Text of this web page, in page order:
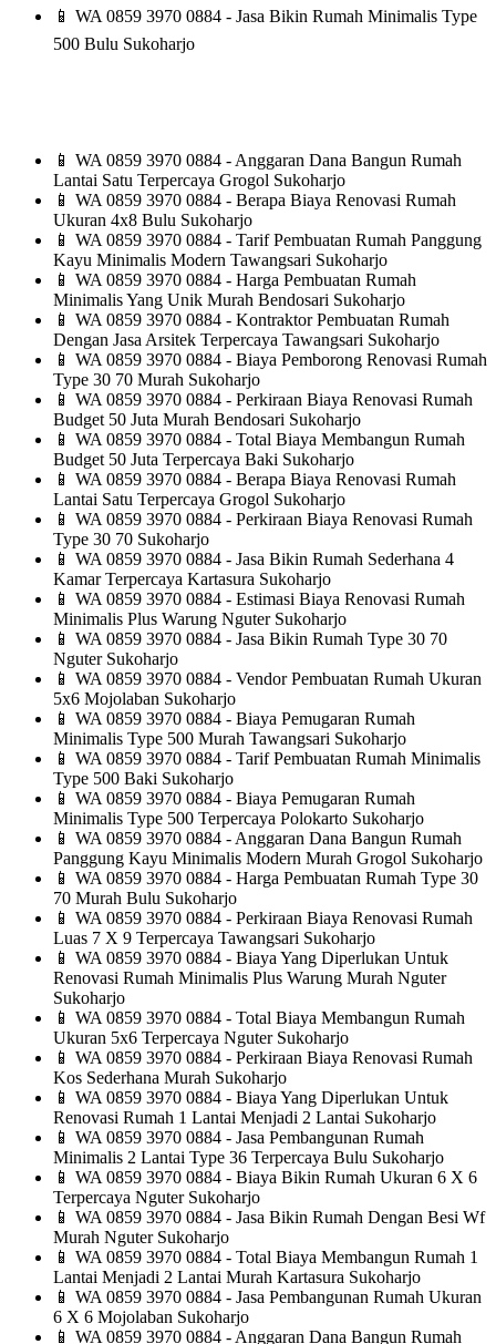
📱 WA 0859 3970 0884 - Jasa Bikin Rumah Minimalis Type
500 Bulu Sukoharjo
📱 WA 0859 3970 0884 - Anggaran Dana Bangun Rumah
Lantai Satu Terpercaya Grogol Sukoharjo
📱 WA 0859 3970 0884 - Berapa Biaya Renovasi Rumah
Ukuran 4x8 Bulu Sukoharjo
📱 WA 0859 3970 0884 - Tarif Pembuatan Rumah Panggung
Kayu Minimalis Modern Tawangsari Sukoharjo
📱 WA 0859 3970 0884 - Harga Pembuatan Rumah
Minimalis Yang Unik Murah Bendosari Sukoharjo
📱 WA 0859 3970 0884 - Kontraktor Pembuatan Rumah
Dengan Jasa Arsitek Terpercaya Tawangsari Sukoharjo
📱 WA 0859 3970 0884 - Biaya Pemborong Renovasi Rumah
Type 30 70 Murah Sukoharjo
📱 WA 0859 3970 0884 - Perkiraan Biaya Renovasi Rumah
Budget 50 Juta Murah Bendosari Sukoharjo
📱 WA 0859 3970 0884 - Total Biaya Membangun Rumah
Budget 50 Juta Terpercaya Baki Sukoharjo
📱 WA 0859 3970 0884 - Berapa Biaya Renovasi Rumah
Lantai Satu Terpercaya Grogol Sukoharjo
📱 WA 0859 3970 0884 - Perkiraan Biaya Renovasi Rumah
Type 30 70 Sukoharjo
📱 WA 0859 3970 0884 - Jasa Bikin Rumah Sederhana 4
Kamar Terpercaya Kartasura Sukoharjo
📱 WA 0859 3970 0884 - Estimasi Biaya Renovasi Rumah
Minimalis Plus Warung Nguter Sukoharjo
📱 WA 0859 3970 0884 - Jasa Bikin Rumah Type 30 70
Nguter Sukoharjo
📱 WA 0859 3970 0884 - Vendor Pembuatan Rumah Ukuran
5x6 Mojolaban Sukoharjo
📱 WA 0859 3970 0884 - Biaya Pemugaran Rumah
Minimalis Type 500 Murah Tawangsari Sukoharjo
📱 WA 0859 3970 0884 - Tarif Pembuatan Rumah Minimalis
Type 500 Baki Sukoharjo
📱 WA 0859 3970 0884 - Biaya Pemugaran Rumah
Minimalis Type 500 Terpercaya Polokarto Sukoharjo
📱 WA 0859 3970 0884 - Anggaran Dana Bangun Rumah
Panggung Kayu Minimalis Modern Murah Grogol Sukoharjo
📱 WA 0859 3970 0884 - Harga Pembuatan Rumah Type 30
70 Murah Bulu Sukoharjo
📱 WA 0859 3970 0884 - Perkiraan Biaya Renovasi Rumah
Luas 7 X 9 Terpercaya Tawangsari Sukoharjo
📱 WA 0859 3970 0884 - Biaya Yang Diperlukan Untuk
Renovasi Rumah Minimalis Plus Warung Murah Nguter
Sukoharjo
📱 WA 0859 3970 0884 - Total Biaya Membangun Rumah
Ukuran 5x6 Terpercaya Nguter Sukoharjo
📱 WA 0859 3970 0884 - Perkiraan Biaya Renovasi Rumah
Kos Sederhana Murah Sukoharjo
📱 WA 0859 3970 0884 - Biaya Yang Diperlukan Untuk
Renovasi Rumah 1 Lantai Menjadi 2 Lantai Sukoharjo
📱 WA 0859 3970 0884 - Jasa Pembangunan Rumah
Minimalis 2 Lantai Type 36 Terpercaya Bulu Sukoharjo
📱 WA 0859 3970 0884 - Biaya Bikin Rumah Ukuran 6 X 6
Terpercaya Nguter Sukoharjo
📱 WA 0859 3970 0884 - Jasa Bikin Rumah Dengan Besi Wf
Murah Nguter Sukoharjo
📱 WA 0859 3970 0884 - Total Biaya Membangun Rumah 1
Lantai Menjadi 2 Lantai Murah Kartasura Sukoharjo
📱 WA 0859 3970 0884 - Jasa Pembangunan Rumah Ukuran
6 X 6 Mojolaban Sukoharjo
📱 WA 0859 3970 0884 - Anggaran Dana Bangun Rumah